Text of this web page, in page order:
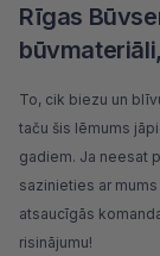
Rīgas
To, cik biezu un
taču šis lēmums
gadiem. Ja neesat
sazinieties ar
atsaucīgās
risinājumu!